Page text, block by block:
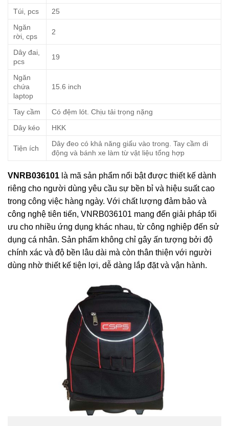
Túi, pcs
25
Ngăn
rời, cps
2
Dây đai,
pcs
19
Ngăn
chứa
laptop
15.6 inch
Tay cầm
Có đệm lót. Chịu tải trọng nặng
Dây kéo
HKK
Tiện ích
Dây đeo có khả năng giấu vào trong. Tay cầm di
động và bánh xe làm từ vật liệu tổng hợp
VNRB036101 là mã sản phẩm nổi bật được thiết kế dành
riêng cho người dùng yêu cầu sự bền bỉ và hiệu suất cao
trong công việc hàng ngày. Với chất lượng đảm bảo và
công nghệ tiên tiến, VNRB036101 mang đến giải pháp tối
ưu cho nhiều ứng dụng khác nhau, từ công nghiệp đến sử
dụng cá nhân. Sản phẩm không chỉ gây ấn tượng bởi độ
chính xác và độ bền lâu dài mà còn thân thiện với người
dùng nhờ thiết kế tiện lợi, dễ dàng lắp đặt và vận hành.